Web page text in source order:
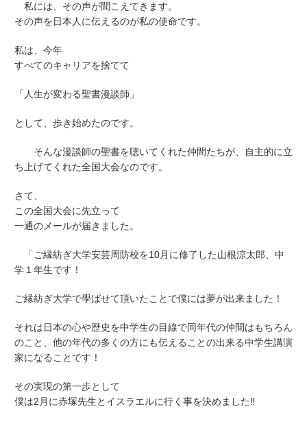
私には、その声が聞こえてきます。
その声を日本人に伝えるのが私の使命です。
私は、今年
すべてのキャリアを捨てて
「人生が変わる聖書漫談師」
として、歩き始めたのです。
そんな漫談師の聖書を聴いてくれた仲間たちが、自主的に立
ち上げてくれた全国大会なのです。
さて、
この全国大会に先立って
一通のメールが届きました。
「ご縁紡ぎ大学安芸周防校を10月に修了した山根涼太郎、中
学１年生です！
ご縁紡ぎ大学で學ばせて頂いたことで僕には夢が出来ました！
それは日本の心や歴史を中学生の目線で同年代の仲間はもちろん
のこと、他の年代の多くの方にも伝えることの出来る中学生講演
家になることです！
その実現の第一歩として
僕は2月に赤塚先生とイスラエルに行く事を決めました‼️